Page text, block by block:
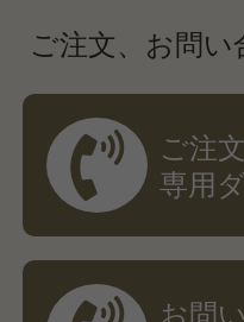
ご注文、お問
ご注文
専用
お問